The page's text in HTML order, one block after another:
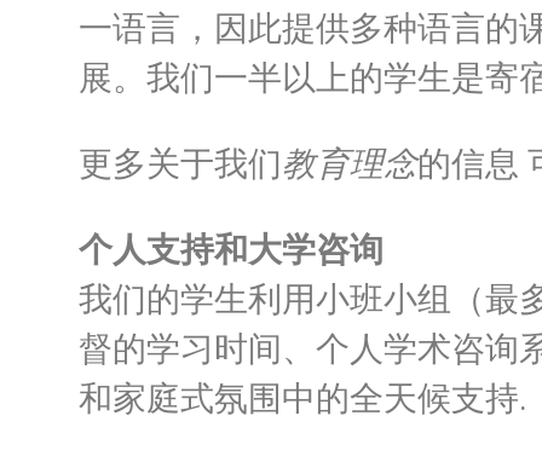
一语言，因此提供多种语言的
展。 我们一半以上的学生是寄
更多关于我们教育理念的信息
个人支持和大学咨询
我们的学生利用小班小组（最
督的学习时间、个人学术咨询
和家庭式氛围中的全天候支持.